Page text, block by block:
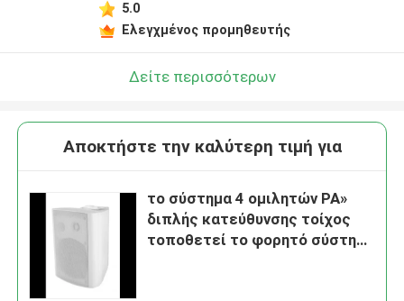
5.0
Ελεγχμένος προμηθευτής
Δείτε περισσότερων
Αποκτήστε την καλύτερη τιμή για
το σύστημα 4 ομιλητών PA»
διπλής κατεύθυνσης τοίχος
τοποθετεί το φορητό σύστημα